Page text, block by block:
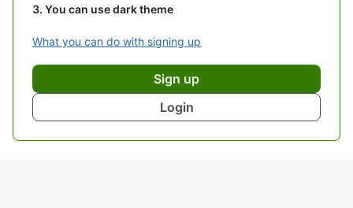
You can use dark theme
What you can do with signing up
Sign up
Login